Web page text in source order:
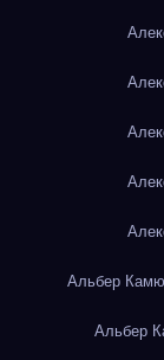
Альбер
Альбер